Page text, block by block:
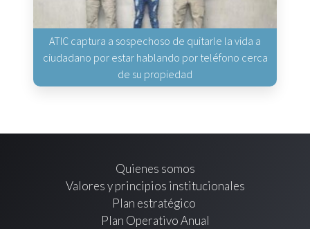
ATIC captura a sospechoso de quitarle la vida a
ciudadano por estar hablando por teléfono cerca
de su propiedad
Quienes somos
Valores y principios institucionales
Plan estratégico
Plan Operativo Anual